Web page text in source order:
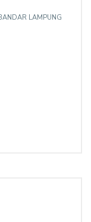
LAMPUNG